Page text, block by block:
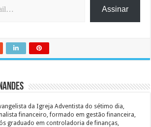
Assinar
da Igreja Adventista do sétimo dia,
financeiro, formado em gestão financeira,
graduado em controladoria de finanças,